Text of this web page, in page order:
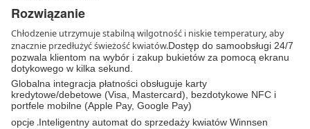
Rozwiązanie
Chłodzenie utrzymuje stabilną wilgotność i niskie temperatury, aby
znacznie przedłużyć świeżość kwiatów.Dostęp do samoobsługi 24/7
pozwala klientom na wybór i zakup bukietów za pomocą ekranu
dotykowego w kilka sekund.
Globalna integracja płatności obsługuje karty
kredytowe/debetowe (Visa, Mastercard), bezdotykowe NFC i
portfele mobilne (Apple Pay, Google Pay)
opcje .Inteligentny automat do sprzedaży kwiatów Winnsen